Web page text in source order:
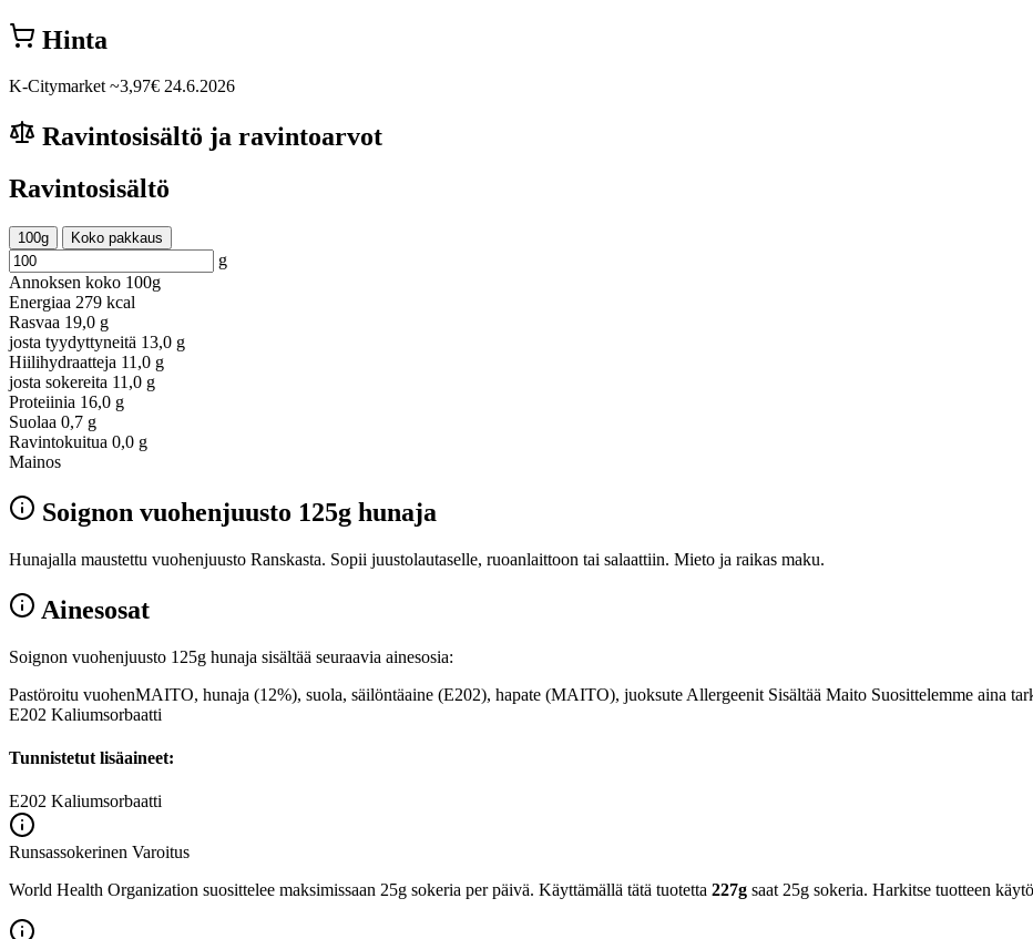
Hinta
K-Citymarket ~3,97€ 24.6.2026
Ravintosisältö ja ravintoarvot
Ravintosisältö
100g Koko pakkaus
g
Annoksen koko 100g
Energiaa 279 kcal
Rasvaa 19,0 g
josta tyydyttyneitä 13,0 g
Hiilihydraatteja 11,0 g
josta sokereita 11,0 g
Proteiinia 16,0 g
Suolaa 0,7 g
Ravintokuitua 0,0 g
Mainos
Soignon vuohenjuusto 125g hunaja
Hunajalla maustettu vuohenjuusto Ranskasta. Sopii juustolautaselle, ruoanlaittoon tai salaattiin. Mieto ja raikas maku.
Ainesosat
Soignon vuohenjuusto 125g hunaja sisältää seuraavia ainesosia:
Pastöroitu vuohenMAITO, hunaja (12%), suola, säilöntäaine (E202), hapate (MAITO), juoksute Allergeenit Sisältää Maito Suosittelemme aina
E202 Kaliumsorbaatti
Tunnistetut lisäaineet:
E202 Kaliumsorbaatti
Runsassokerinen Varoitus
World Health Organization suosittelee maksimissaan 25g sokeria per päivä. Käyttämällä tätä tuotetta 227g saat 25g sokeria. Harkitse tuotteen